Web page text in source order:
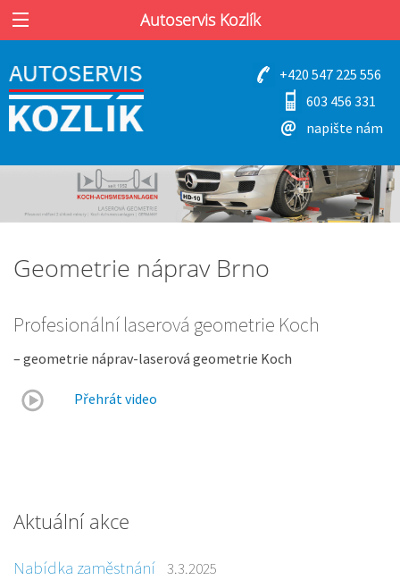
Autoservis Kozlík
+420 547 225 556
603 456 331
napište nám
Geometrie náprav Brno
Profesionální laserová geometrie Koch
– geometrie náprav-laserová geometrie Koch
Přehrát video
Aktuální akce
Nabídka zaměstnání 3.3.2025